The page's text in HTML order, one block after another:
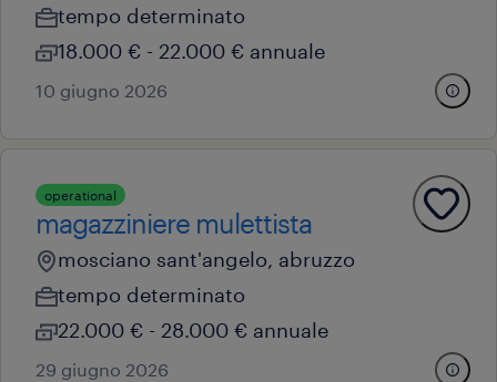
tempo determinato
18.000 € - 22.000 € annuale
10 giugno 2026
operational
magazziniere mulettista
mosciano sant'angelo, abruzzo
tempo determinato
22.000 € - 28.000 € annuale
29 giugno 2026